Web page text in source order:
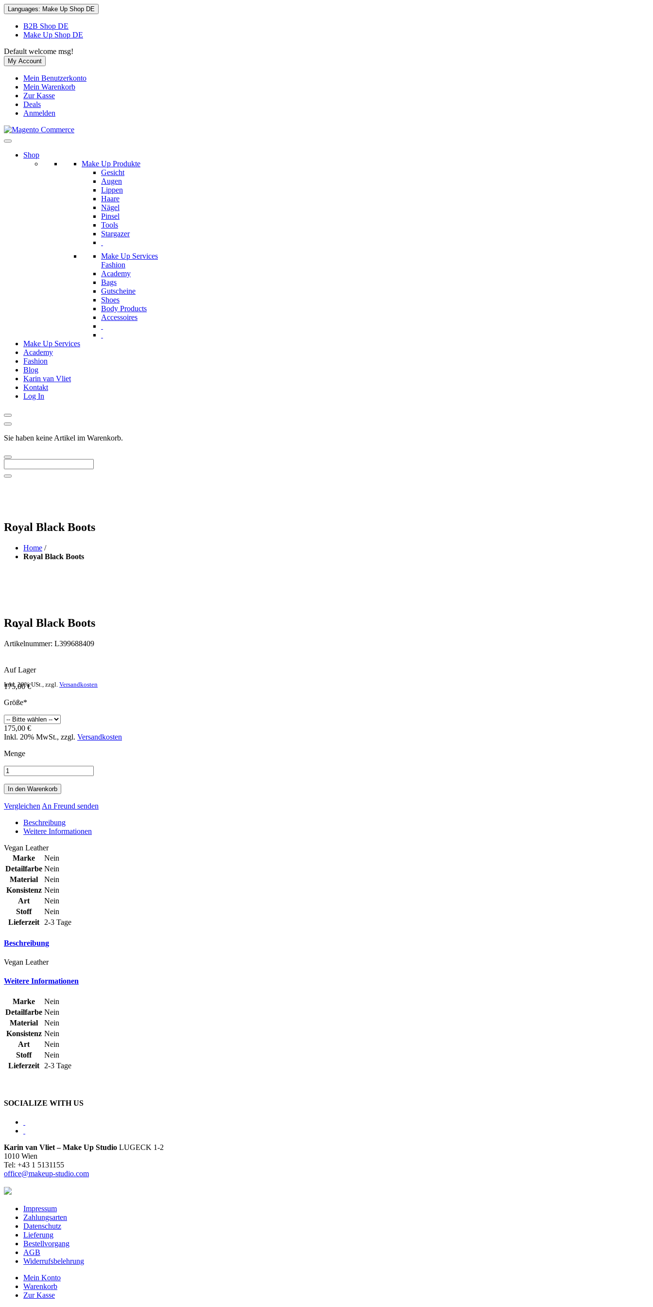
Languages: Make Up Shop DE
B2B Shop DE
Make Up Shop DE
Default welcome msg!
My Account
Mein Benutzerkonto
Mein Warenkorb
Zur Kasse
Deals
Anmelden
Shop
Make Up Produkte
Gesicht
Augen
Lippen
Haare
Nägel
Pinsel
Tools
Stargazer
Make Up Services
Fashion
Academy
Bags
Gutscheine
Shoes
Body Products
Accessoires
Make Up Services
Academy
Fashion
Blog
Karin van Vliet
Kontakt
Log In
Sie haben keine Artikel im Warenkorb.
Royal Black Boots
Home /
Royal Black Boots
Royal Black Boots
Artikelnummer: L399688409
Auf Lager
175,00 €
Inkl. 20% USt., zzgl. Versandkosten
Größe*
175,00 €
Inkl. 20% MwSt., zzgl. Versandkosten
Menge
In den Warenkorb
Vergleichen An Freund senden
Beschreibung
Weitere Informationen
Vegan Leather
Marke
Nein
Detailfarbe Nein
Material
Nein
Konsistenz Nein
Art
Nein
Stoff
Nein
Lieferzeit
2-3 Tage
Beschreibung
Vegan Leather
Weitere Informationen
Marke
Nein
Detailfarbe Nein
Material
Nein
Konsistenz Nein
Art
Nein
Stoff
Nein
Lieferzeit
2-3 Tage
SOCIALIZE WITH US
Karin van Vliet – Make Up Studio LUGECK 1-2
1010 Wien
Tel: +43 1 5131155
office@makeup-studio.com
Impressum
Zahlungsarten
Datenschutz
Lieferung
Bestellvorgang
AGB
Widerrufsbelehrung
Mein Konto
Warenkorb
Zur Kasse